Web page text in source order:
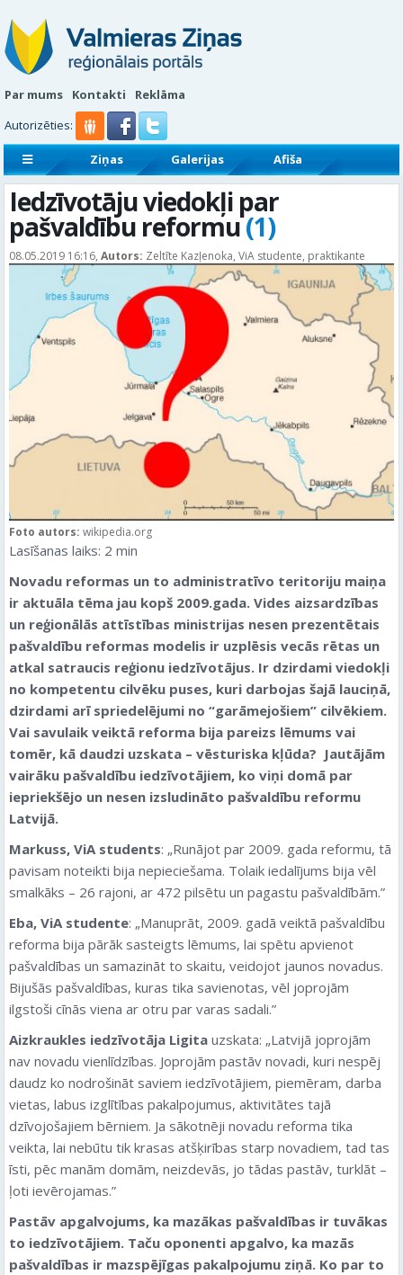
Par mums Kontakti
Reklāma
Autorizēties:
Ziņas Galerijas
Afiša
Sludinājumi
Reklāmraksti
Iedzīvotāju viedokļi par
pašvaldību reformu(1)
08.05.2019 16:16, Autors: Zeltīte Kazļenoka, ViA studente, praktikante
Foto autors: wikipedia.org
Lasīšanas laiks: 2 min
Novadu reformas un to administratīvo teritoriju maiņa
ir aktuāla tēma jau kopš 2009.gada. Vides aizsardzības
un reģionālās attīstības ministrijas nesen prezentētais
pašvaldību reformas modelis ir uzplēsis vecās rētas un
atkal satraucis reģionu iedzīvotājus. Ir dzirdami viedokļi
no kompetentu cilvēku puses, kuri darbojas šajā lauciņā,
dzirdami arī spriedelējumi no “garāmejošiem” cilvēkiem.
Vai savulaik veiktā reforma bija pareizs lēmums vai
tomēr, kā daudzi uzskata – vēsturiska kļūda? Jautājām
vairāku pašvaldību iedzīvotājiem, ko viņi domā par
iepriekšējo un nesen izsludināto pašvaldību reformu
Latvijā.
Markuss, ViA students: „Runājot par 2009. gada reformu, tā
pavisam noteikti bija nepieciešama. Tolaik iedalījums bija vēl
smalkāks – 26 rajoni, ar 472 pilsētu un pagastu pašvaldībām.”
Eba, ViA studente: „Manuprāt, 2009. gadā veiktā pašvaldību
reforma bija pārāk sasteigts lēmums, lai spētu apvienot
pašvaldības un samazināt to skaitu, veidojot jaunos novadus.
Bijušās pašvaldības, kuras tika savienotas, vēl joprojām
ilgstoši cīnās viena ar otru par varas sadali.”
Aizkraukles iedzīvotāja Ligita uzskata: „Latvijā joprojām
nav novadu vienlīdzības. Joprojām pastāv novadi, kuri nespēj
daudz ko nodrošināt saviem iedzīvotājiem, piemēram, darba
vietas, labus izglītības pakalpojumus, aktivitātes tajā
dzīvojošajiem bērniem. Ja sākotnēji novadu reforma tika
veikta, lai nebūtu tik krasas atšķirības starp novadiem, tad tas
īsti, pēc manām domām, neizdevās, jo tādas pastāv, turklāt –
ļoti ievērojamas.”
Pastāv apgalvojums, ka mazākas pašvaldības ir tuvākas
to iedzīvotājiem. Taču oponenti apgalvo, ka mazās
pašvaldības ir mazspējīgas pakalpojumu ziņā. Ko par to